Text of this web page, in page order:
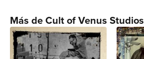
Más de Cult of Venus Studios